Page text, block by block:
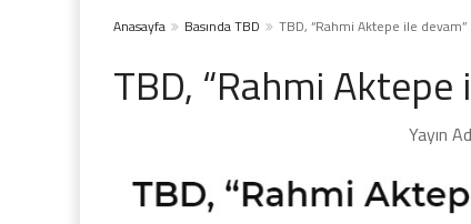
Anasayfa Basında TBD TBD, “Rahmi Aktepe ile
TBD, “Rahmi
Yayın